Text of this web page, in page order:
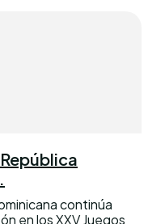
continúa
en los XXV Juegos